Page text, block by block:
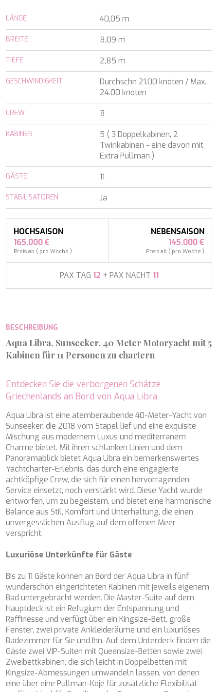
LÄNGE 40,05 m
BREITE 8,09 m
TIEFE 2,85 m
GESCHWINDIGKEIT
Durchschn 21.00 knoten / Max.
24.00 knoten
CREW 8
KABINEN
5 ( 3 Doppelkabinen, 2
Twinkabinen - eine davon mit
Extra Pullman )
GÄSTE 11
STABILISATOREN Ja
HOCHSAISON
165.000 €
Preis ab ( pro Woche )
NEBENSAISON
145.000 €
Preis ab ( pro Woche )
PAX TAG 12 + PAX NACHT 11
BESCHREIBUNG
Aqua Libra, Sunseeker, 40 Meter Motoryacht mit 5
Kabinen für 11 Personen zu chartern
Entdecken Sie die verborgenen Schätze
Griechenlands an Bord von Aqua Libra
Aqua Libra ist eine atemberaubende 40-Meter-Yacht von
Sunseeker, die 2018 vom Stapel lief und eine exquisite
Mischung aus modernem Luxus und mediterranem
Charme bietet. Mit ihren schlanken Linien und dem
Panoramablick bietet Aqua Libra ein bemerkenswertes
Yachtcharter-Erlebnis, das durch eine engagierte
achtköpfige Crew, die sich für einen hervorragenden
Service einsetzt, noch verstärkt wird. Diese Yacht wurde
entworfen, um zu begeistern, und bietet eine harmonische
Balance aus Stil, Komfort und Unterhaltung, die einen
unvergesslichen Ausflug auf dem offenen Meer
verspricht.
Luxuriöse Unterkünfte für Gäste
Bis zu 11 Gäste können an Bord der Aqua Libra in fünf
wunderschön eingerichteten Kabinen mit jeweils eigenem
Bad untergebracht werden. Die Master-Suite auf dem
Hauptdeck ist ein Refugium der Entspannung und
Raffinesse und verfügt über ein Kingsize-Bett, große
Fenster, zwei private Ankleideräume und ein luxuriöses
Badezimmer für Sie und Ihn. Auf dem Unterdeck finden die
Gäste zwei VIP-Suiten mit Queensize-Betten sowie zwei
Zweibettkabinen, die sich leicht in Doppelbetten mit
Kingsize-Abmessungen umwandeln lassen, von denen
eine über eine Pullman-Koje für zusätzliche Flexibilität
ALENA
ALFA MARIO
ALICE
ALOIA 80
ALTEYA
ALVIUM
AMADA MIA
ANAVI
ANDILIS
ANETTA
ANGRA TOO
ANIMA MARIS
ANKA
ANNABEL II
ANOTHER ONE
ANTHEYA III
APHAEA
AQUA LIBRA
AQUAVISTA
AQUILA
ARAGO
ASLEC 4
ATLANTIC
AURA I
B.A.13
BABY I
BACCARAT
BARACUDA VALLETTA
BARRACUDA III
BELLEZZA
BELUGA
BENITA BLUE
BEST OFF
BEYOND
BLACK LION
BLACK PEARL
BLACK PEARL II
BLEU DE NIMES
BLUE HEAVEN
CALA DI LUNA
CALMA
CALYPSO I
CANER IV
CAPRI I
CARMEN
CAROM
CARPE DIEM
CATCH ME
CHAKRA
CHAMPAGNE HIPPY
CHARADE
Balearen
Indischer Ozean
Griechenland
Italien
Italien
Karibik & Bahamas
Kroatien
Griechenland
Karibik & Bahamas
Indischer Ozean
Balearen
Italien
Südostasien
Südpazifik
Karibik & Bahamas
Cookies ändern
Technik und Funktional Immer aktiv
Diese Website verwendet eigene Cookies, um
Informationen zu sammeln, um unsere Dienste zu
verbessern. Wenn Sie weiter surfen, akzeptieren Sie deren
Installation. Der Benutzer hat die Möglichkeit, seinen
dass er auf seiner Festplatte installiert wird, obwohl er
Analytik und Anpassung
Sie ermöglichen die Beobachtung und Analyse des
Verhaltens der Nutzer dieser Website. Die durch diese Art
von Cookies gesammelten Informationen werden
verwendet, um die Aktivität des Webs zu messen, um
Benutzernavigationsprofile zu erstellen, um basierend auf
der Analyse der Nutzungsdaten der Benutzer des Dienstes
Verbesserungen einzuführen. Sie ermöglichen es uns, die
Präferenzinformationen des Benutzers zu speichern, um
die Qualität unserer Dienstleistungen zu verbessern und
durch empfohlene Produkte ein besseres Erlebnis zu
bieten.